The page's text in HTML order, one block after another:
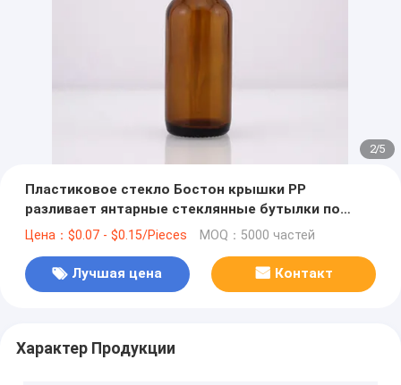
2/5
Пластиковое стекло Бостон крышки PP
разливает янтарные стеклянные бутылки по
бутылкам 15ml с капельницей
Цена：$0.07 - $0.15/Pieces MOQ：5000 частей
Лучшая цена Контакт
Характер Продукции